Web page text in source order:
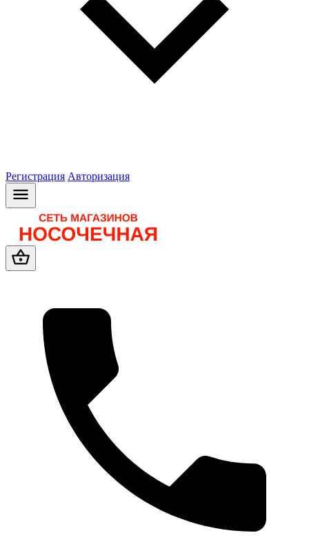
Регистрация Авторизация